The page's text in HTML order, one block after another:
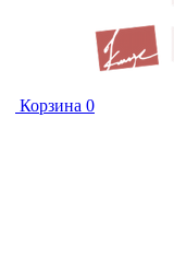
Корзина 0